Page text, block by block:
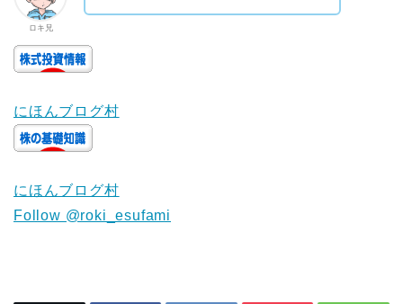
ロキ兄
にほんブログ村
にほんブログ村
Follow @roki_esufami